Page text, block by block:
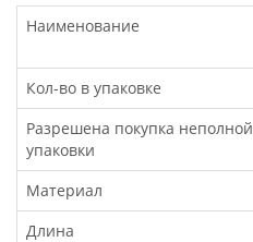
Наименование
Кол-во в упаковке
Разрешена покупка неполной
упаковки
Материал
Длина